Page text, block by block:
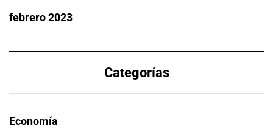
febrero 2023
Categorías
Economía